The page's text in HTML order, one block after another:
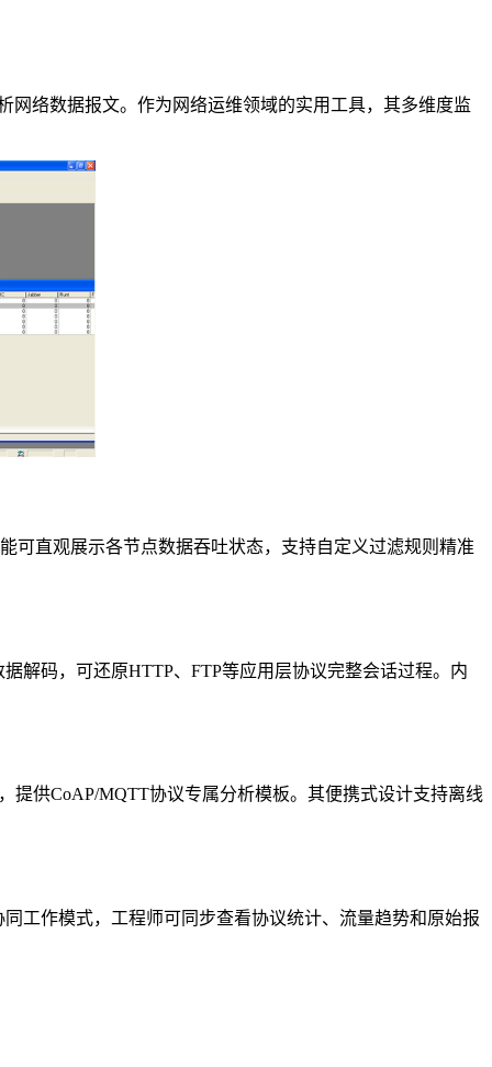
网络数据报文。作为网络运维领域的实用工具，其多维度监
可直观展示各节点数据吞吐状态，支持自定义过滤规则精准
解码，可还原HTTP、FTP等应用层协议完整会话过程。内
提供CoAP/MQTT协议专属分析模板。其便携式设计支持离线
工作模式，工程师可同步查看协议统计、流量趋势和原始报